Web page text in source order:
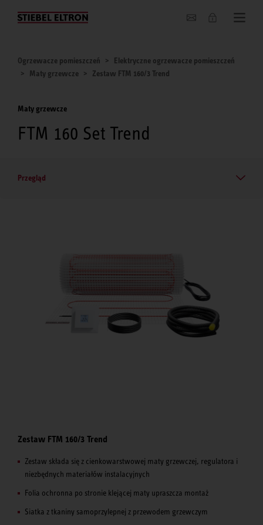
O nas
Ogrzewacze pomieszczeń
Elektryczne ogrzewacze pomieszczeń
Maty grzewcze
Zestaw FTM 160/3 Trend
Maty grzewcze
FTM 160 Set Trend
Przegląd
Zestaw FTM 160/3 Trend
Zestaw składa się z cienkowarstwowej maty grzewczej, regulatora i
niezbędnych materiałów instalacyjnych
Folia ochronna po stronie klejącej maty upraszcza montaż
Siatka z tkaniny samoprzylepnej z przewodem grzewczym